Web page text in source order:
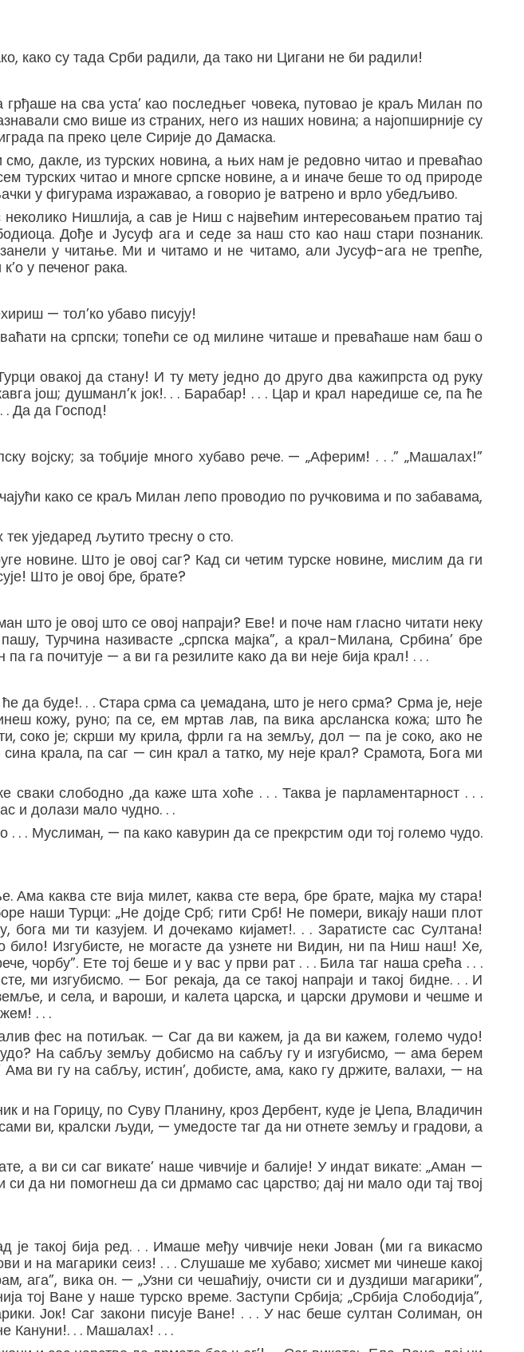
како су тада Срби радили, да тако ни Цигани не би радили!
на сва уста’ као последњег човека, путовао је краљ Милан по
смо више из страних, него из наших новина; а најопширније су
па преко целе Сирије до Дамаска.
дакле, из турских новина, а њих нам је редовно читао и преваћао
турских читао и многе српске новине, а и иначе беше то од природе
у фигурама изражавао, а говорио је ватрено и врло убедљиво.
Нишлија, а сав је Ниш с највећим интересовањем пратио тај
Дође и Јусуф ага и седе за наш сто као наш стари познаник.
у читање. Ми и читамо и не читамо, али Јусуф-ага не трепће,
у печеног рака.
— тол’ко убаво писују!
на српски; топећи се од милине читаше и преваћаше нам баш о
овакој да стану! И ту мету једно до друго два кажипрста од руку
још; душманл’к јок!. . . Барабар! . . . Цар и крал наредише се, па ће
Да да Господ!
војску; за тобџије много хубаво рече. — „Аферим! . . .” „Машалах!”
како се краљ Милан лепо проводио по ручковима и по забавама,
уједаред љутито тресну о сто.
новине. Што је овој саг? Кад си четим турске новине, мислим да ги
Што је овој бре, брате?
што је овој што се овој напраји? Еве! и поче нам гласно читати неку
Турчина називасте „српска мајка”, а крал-Милана, Србина’ бре
га почитује — а ви га резилите како да ви неје бија крал! . . .
да буде!. . . Стара срма са џемадана, што је него срма? Срма је, неје
кожу, руно; па се, ем мртав лав, па вика арсланска кожа; што ће
соко је; скрши му крила, фрли га на земљу, дол — па је соко, ако не
крала, па саг — син крал а татко, му неје крал? Срамота, Бога ми
слободно ,да каже шта хоће . . . Таква је парламентарност . . .
и долази мало чудно. . .
. . Муслиман, — па како кавурин да се прекрстим оди тој големо чудо.
каква сте вија милет, каква сте вера, бре брате, мајка му стара!
наши Турци: „Не дојде Срб; гити Срб! Не помери, викају наши плот
ми ти казујем. И дочекамо кијамет!. . . Заратисте сас Султана!
Изгубисте, не могасте да узнете ни Видин, ни па Ниш наш! Хе,
чорбу”. Ете тој беше и у вас у први рат . . . Била таг наша срећа . . .
ми изгубисмо. — Бог рекаја, да се такој напраји и такој бидне. . . И
и села, и вароши, и калета царска, и царски друмови и чешме и
. . .
фес на потиљак. — Саг да ви кажем, ја да ви кажем, големо чудо!
На сабљу земљу добисмо на сабљу гу и изгубисмо, — ама берем
ви гу на сабљу, истин’, добисте, ама, како гу држите, валахи, — на
и на Горицу, по Суву Планину, кроз Дербент, куде је Џепа, Владичин
ви, кралски људи, — умедосте таг да ни отнете зем­љу и градови, а
а ви си саг викате’ наше чивчије и балије! У индат викате: „Аман —
да ни помогнеш да си дрмамо сас царство; дај ни мало оди тај твој
такој бија ред. . . Имаше међу чивчије неки Јован (ми га викасмо
и на магарики сеиз! . . . Слушаше ме хубаво; хисмет ми чинеше какој
ага”, вика он. — „Узни си чешаћију, очисти си и дуздиши магарики”,
тој Ване у наше турско време. Заступи Србија; „Србија Слободија”,
Јок! Саг закони писује Ване! . . . У нас беше султан Солиман, он
Кануни!. . . Машалах! . . .